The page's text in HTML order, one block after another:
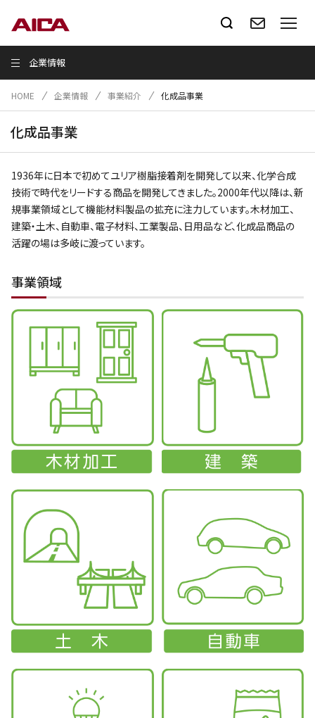
企業情報
HOME 企業情報 事業紹介 化成品事業
化成品事業
1936年に日本で初めてユリア樹脂接着剤を開発して以来、化学合成
技術で時代をリードする商品を開発してきました。2000年代以降は、新
規事業領域として機能材料製品の拡充に注力しています。木材加工、
建築・土木、自動車、電子材料、工業製品、日用品など、化成品商品の
活躍の場は多岐に渡っています。
事業領域